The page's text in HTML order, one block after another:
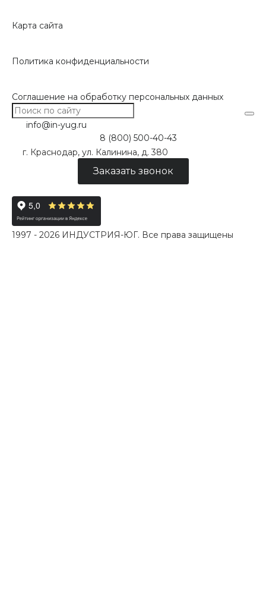
Карта сайта
Политика конфиденциальности
Соглашение на обработку персональных данных
info@in-yug.ru
8 (800) 500-40-43
г. Краснодар, ул. Калинина, д. 380
Заказать звонок
1997 - 2026 ИНДУСТРИЯ-ЮГ. Все права защищены